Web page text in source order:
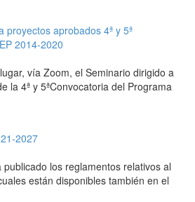
proyectos aprobados 4ª y 5ª
2014-2020
vía Zoom, el Seminario dirigido a
la 4ª y 5ªConvocatoria del Programa
2027
los reglamentos relativos al
están disponibles también en el